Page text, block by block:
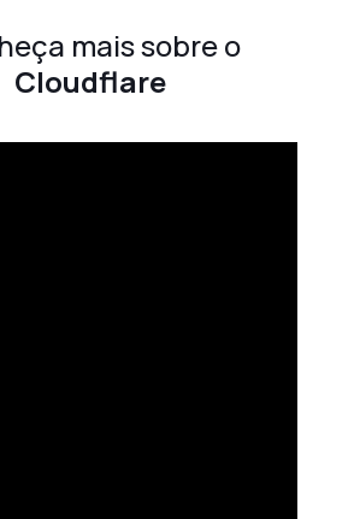
mais sobre o
Cloudflare